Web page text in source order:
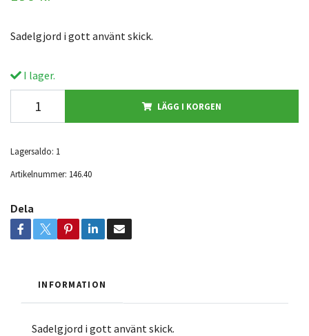
Sadelgjord i gott använt skick.
I lager.
LÄGG I KORGEN
Lagersaldo: 1
Artikelnummer: 146.40
Dela
INFORMATION
Sadelgjord i gott använt skick.